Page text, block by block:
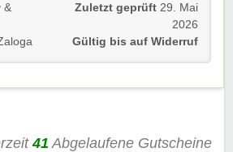
um das Angebot
und einen wundervollen
&
Zuletzt geprüft 29. Mai
2026
Gültig bis auf Widerruf
41 Abgelaufene Gutscheine